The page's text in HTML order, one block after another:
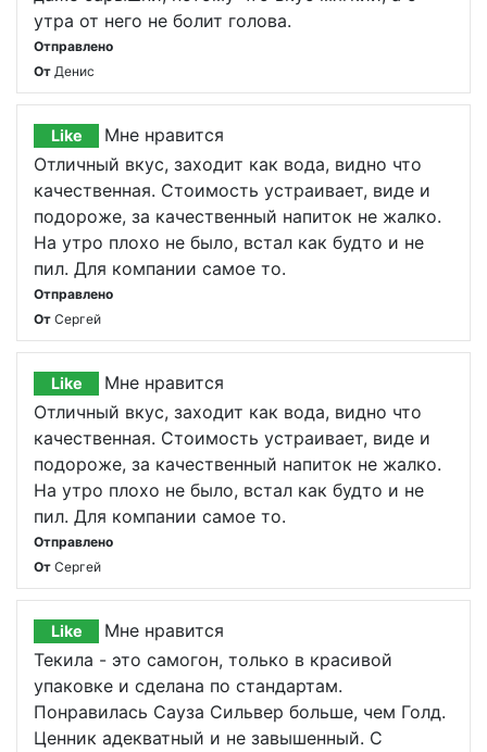
утра от него не болит голова.
Отправлено
От Денис
Like
Мне нравится
Отличный вкус, заходит как вода, видно что
качественная. Стоимость устраивает, виде и
подороже, за качественный напиток не жалко.
На утро плохо не было, встал как будто и не
пил. Для компании самое то.
Отправлено
От Сергей
Like
Мне нравится
Отличный вкус, заходит как вода, видно что
качественная. Стоимость устраивает, виде и
подороже, за качественный напиток не жалко.
На утро плохо не было, встал как будто и не
пил. Для компании самое то.
Отправлено
От Сергей
Like
Мне нравится
Текила - это самогон, только в красивой
упаковке и сделана по стандартам.
Понравилась Сауза Сильвер больше, чем Голд.
Ценник адекватный и не завышенный. С